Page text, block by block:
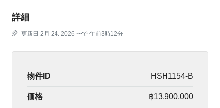
詳細
更新日 2月 24, 2026 〜で 午前3時12分
物件ID HSH1154-B
価格 ฿13,900,000